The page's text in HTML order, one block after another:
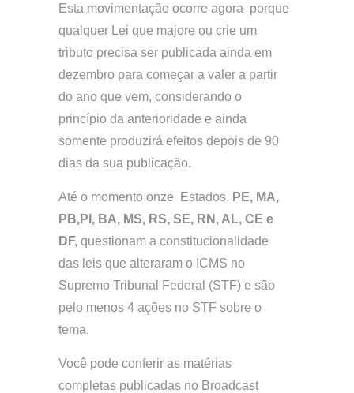
Esta movimentação ocorre agora porque
qualquer Lei que majore ou crie um
tributo precisa ser publicada ainda em
dezembro para começar a valer a partir
do ano que vem, considerando o
princípio da anterioridade e ainda
somente produzirá efeitos depois de 90
dias da sua publicação.
Até o momento onze Estados, PE, MA,
PB,PI, BA, MS, RS, SE, RN, AL, CE e
DF, questionam a constitucionalidade
das leis que alteraram o ICMS no
Supremo Tribunal Federal (STF) e são
pelo menos 4 ações no STF sobre o
tema.
Você pode conferir as matérias
completas publicadas no Broadcast